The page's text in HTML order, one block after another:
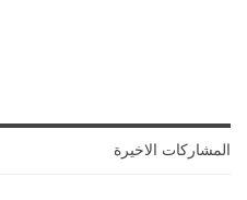
المشاركات الاخيرة